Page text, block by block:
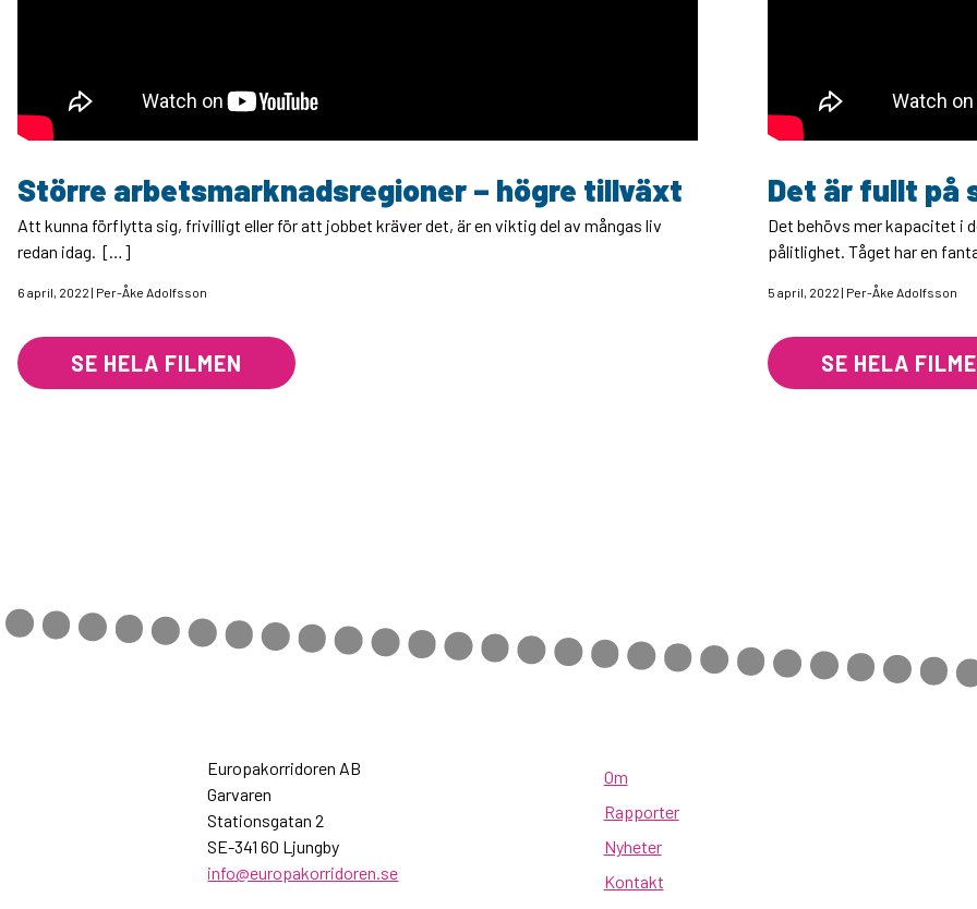
Större arbetsmarknadsregioner – högre tillväxt
Att kunna förflytta sig, frivilligt eller för att jobbet kräver det, är en viktig del av mångas liv
redan idag. […]
6 april, 2022 | Per-Åke Adolfsson
SE HELA FILMEN
Det är fullt på
Det behövs mer kapacitet i
pålitlighet. Tåget har en
5 april, 2022 | Per-Åke Adolfsson
SE HELA
Europakorridoren AB
Garvaren
Stationsgatan 2
SE-341 60 Ljungby
info@europakorridoren.se
Om
Rapporter
Nyheter
Kontakt